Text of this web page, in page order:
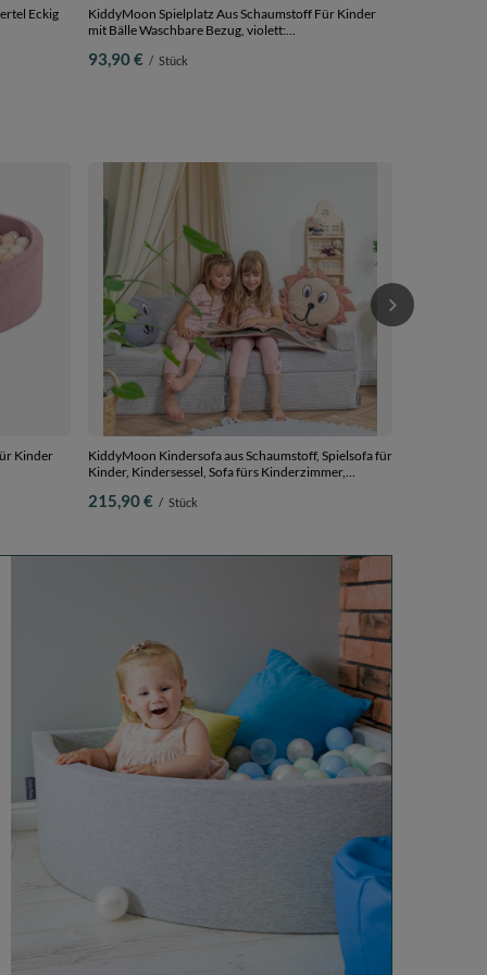
Eckig
KiddyMoon Spielplatz Aus Schaumstoff Für Kinder
mit Bälle Waschbare Bezug, violett:
(100 Bälle) + Zwickel
93,90 € / Stück
Kinder
KiddyMoon Kindersofa aus Schaumstoff, Spielsofa für
Kinder, Kindersessel, Sofa fürs Kinderzimmer,
215,90 € / Stück